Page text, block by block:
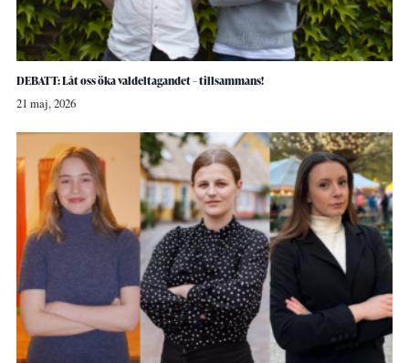
DEBATT: Låt oss öka valdeltagandet – tillsammans!
21 maj, 2026